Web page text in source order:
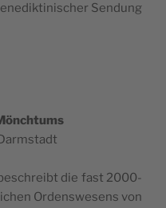
Sendung
die fast 2000-
Ordenswe­sens von